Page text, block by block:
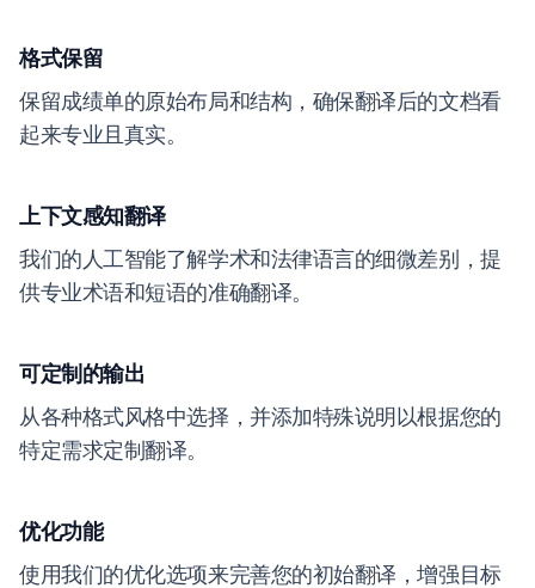
格式保留
保留成绩单的原始布局和结构，确保翻译后的文档看
起来专业且真实。
上下文感知翻译
我们的人工智能了解学术和法律语言的细微差别，提
供专业术语和短语的准确翻译。
可定制的输出
从各种格式风格中选择，并添加特殊说明以根据您的
特定需求定制翻译。
优化功能
使用我们的优化选项来完善您的初始翻译，增强目标